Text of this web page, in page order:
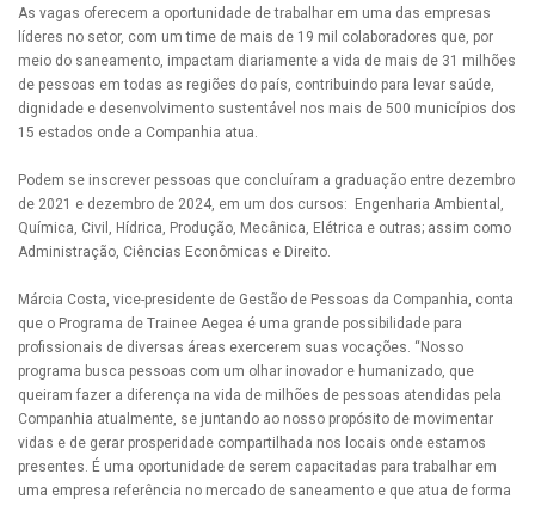
As vagas oferecem a oportunidade de trabalhar em uma das empresas
líderes no setor, com um time de mais de 19 mil colaboradores que, por
meio do saneamento, impactam diariamente a vida de mais de 31 milhões
de pessoas em todas as regiões do país, contribuindo para levar saúde,
dignidade e desenvolvimento sustentável nos mais de 500 municípios dos
15 estados onde a Companhia atua.
Podem se inscrever pessoas que concluíram a graduação entre dezembro
de 2021 e dezembro de 2024, em um dos cursos: Engenharia Ambiental,
Química, Civil, Hídrica, Produção, Mecânica, Elétrica e outras; assim como
Administração, Ciências Econômicas e Direito.
Márcia Costa, vice-presidente de Gestão de Pessoas da Companhia, conta
que o Programa de Trainee Aegea é uma grande possibilidade para
profissionais de diversas áreas exercerem suas vocações. “Nosso
programa busca pessoas com um olhar inovador e humanizado, que
queiram fazer a diferença na vida de milhões de pessoas atendidas pela
Companhia atualmente, se juntando ao nosso propósito de movimentar
vidas e de gerar prosperidade compartilhada nos locais onde estamos
presentes. É uma oportunidade de serem capacitadas para trabalhar em
uma empresa referência no mercado de saneamento e que atua de forma